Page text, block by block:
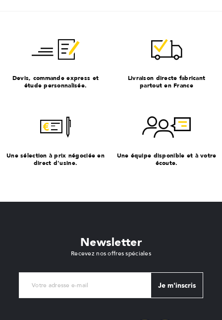
Devis, commande express et
étude personnalisée.
Livraison directe fabricant
partout en France
Une sélection à prix négociée en
direct d'usine.
Une équipe disponible et à votre
écoute.
Newsletter
Recevez nos offres spéciales
Je m'inscris